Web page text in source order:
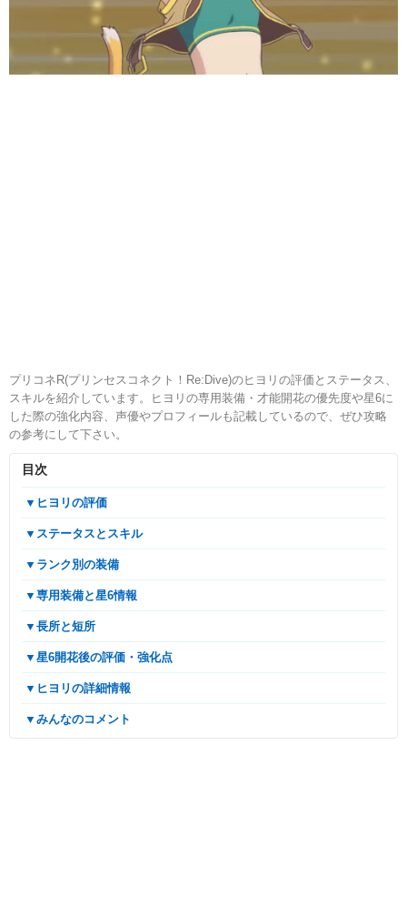
プリコネR(プリンセスコネクト！Re:Dive)のヒヨリの評価とステータス、
スキルを紹介しています。ヒヨリの専用装備・才能開花の優先度や星6に
した際の強化内容、声優やプロフィールも記載しているので、ぜひ攻略
の参考にして下さい。
目次
▼ヒヨリの評価
▼ステータスとスキル
▼ランク別の装備
▼専用装備と星6情報
▼長所と短所
▼星6開花後の評価・強化点
▼ヒヨリの詳細情報
▼みんなのコメント